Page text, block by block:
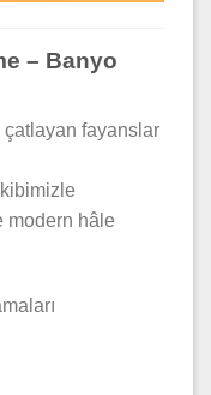
– Banyo
fayanslar
modern hâle